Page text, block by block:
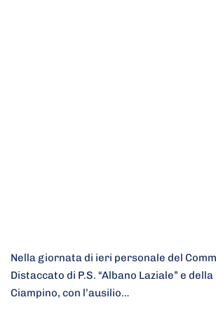
Nella giornata di ieri personale del
Distaccato di P.S. “Albano Laziale” e
Ciampino, con l’ausilio…